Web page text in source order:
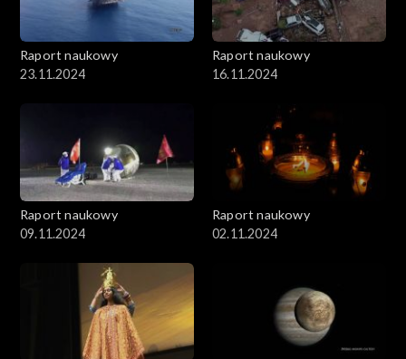
Raport naukowy
23.11.2024
Raport naukowy
16.11.2024
Raport naukowy
09.11.2024
Raport naukowy
02.11.2024